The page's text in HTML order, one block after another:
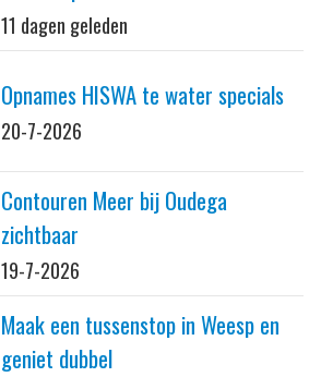
11 dagen geleden
Opnames HISWA te water specials
20-7-2026
Contouren Meer bij Oudega
zichtbaar
19-7-2026
Maak een tussenstop in Weesp en
geniet dubbel